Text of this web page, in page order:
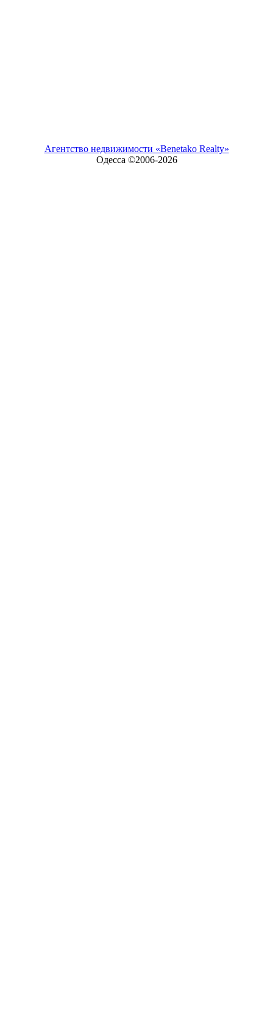
Агентство недвижимости «Benetako Realty»
Одесса ©2006-2026